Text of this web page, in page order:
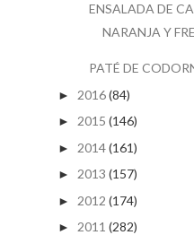
ENSALADA DE
NARANJA Y
PATÉ DE
► 2016(84)
► 2015 (146)
► 2014(161)
► 2013 (157)
► 2012 (174)
► 2011 (282)